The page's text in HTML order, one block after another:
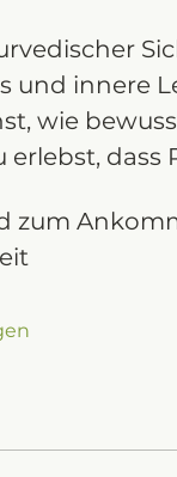
und innere
wie
erlebst,
zum